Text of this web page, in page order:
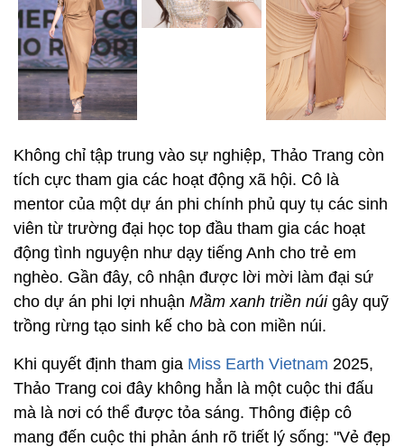
Không chỉ tập trung vào sự nghiệp, Thảo Trang còn
tích cực tham gia các hoạt động xã hội. Cô là
mentor của một dự án phi chính phủ quy tụ các sinh
viên từ trường đại học top đầu tham gia các hoạt
động tình nguyện như dạy tiếng Anh cho trẻ em
nghèo. Gần đây, cô nhận được lời mời làm đại sứ
cho dự án phi lợi nhuận Mầm xanh triền núi gây quỹ
trồng rừng tạo sinh kế cho bà con miền núi.
Khi quyết định tham gia Miss Earth Vietnam 2025,
Thảo Trang coi đây không hẳn là một cuộc thi đấu
mà là nơi có thể được tỏa sáng. Thông điệp cô
mang đến cuộc thi phản ánh rõ triết lý sống: "Vẻ đẹp